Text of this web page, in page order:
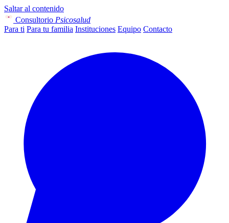
Saltar al contenido
Consultorio Psicosalud
Para ti Para tu familia Instituciones Equipo Contacto